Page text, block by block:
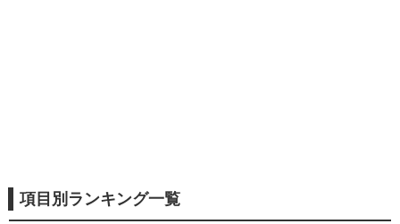
項目別ランキング一覧